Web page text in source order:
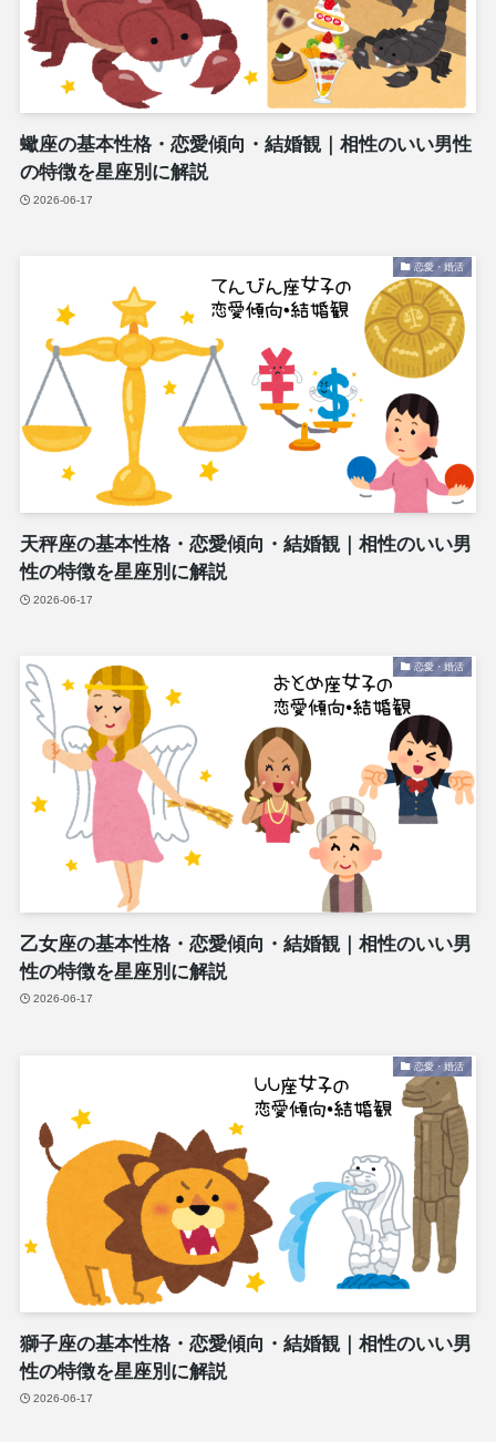
蠍座の基本性格・恋愛傾向・結婚観｜相性のいい男性
の特徴を星座別に解説
2026-06-17
恋愛・婚活
天秤座の基本性格・恋愛傾向・結婚観｜相性のいい男
性の特徴を星座別に解説
2026-06-17
恋愛・婚活
乙女座の基本性格・恋愛傾向・結婚観｜相性のいい男
性の特徴を星座別に解説
2026-06-17
恋愛・婚活
獅子座の基本性格・恋愛傾向・結婚観｜相性のいい男
性の特徴を星座別に解説
2026-06-17